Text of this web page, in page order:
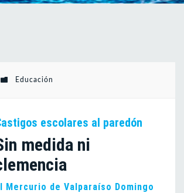
Educación
escolares al paredón
medida ni
Mercurio de Valparaíso Domingo